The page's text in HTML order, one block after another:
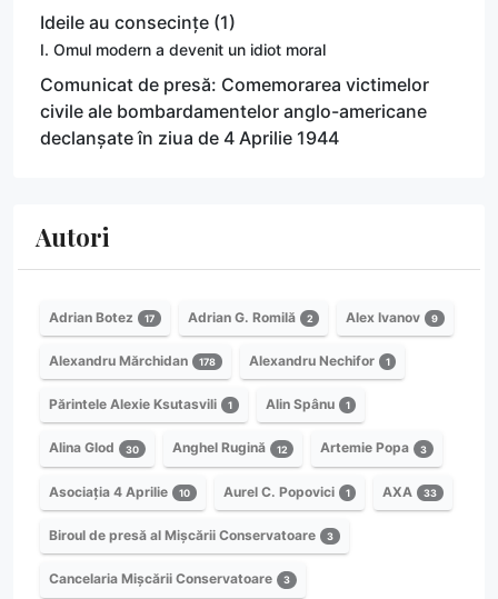
Ideile au consecințe (1)
I. Omul modern a devenit un idiot moral
Comunicat de presă: Comemorarea victimelor
civile ale bombardamentelor anglo-americane
declanșate în ziua de 4 Aprilie 1944
Autori
Adrian Botez 17 Adrian G. Romilă 2 Alex Ivanov 9
Alexandru Mărchidan 178 Alexandru Nechifor 1
Părintele Alexie Ksutasvili 1 Alin Spânu 1
Alina Glod 30 Anghel Rugină 12 Artemie Popa 3
Asociația 4 Aprilie 10 Aurel C. Popovici 1 AXA 33
Biroul de presă al Mișcării Conservatoare 3
Cancelaria Mișcării Conservatoare 3